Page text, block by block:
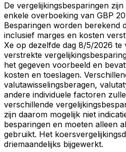
De vergelijkingsbesparingen
enkele overboeking van GBP
Besparingen worden berekend
inclusief marges en kosten
Xe op dezelfde dag 8/5/2026 te
verstrekte
het gegeven voorbeeld en
kosten en toeslagen.
valutawisselingsberagen,
andere individuele factoren
verschillende
zijn daarom mogelijk niet
besparingen en moeten alleen
gebruikt. Het
driemaandelijks bijgewerkt.